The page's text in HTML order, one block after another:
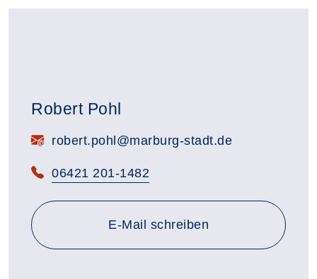
Robert Pohl
E-Mail:robert.pohl@marburg-stadt.de
Telefon:
06421 201-1482
E-Mail schreiben